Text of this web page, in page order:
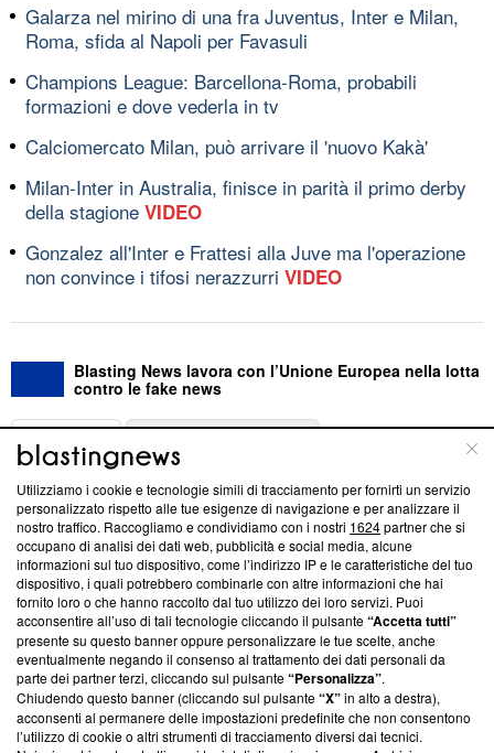
Galarza nel mirino di una fra Juventus, Inter e Milan,
Roma, sfida al Napoli per Favasuli
Champions League: Barcellona-Roma, probabili
formazioni e dove vederla in tv
Calciomercato Milan, può arrivare il 'nuovo Kakà'
Milan-Inter in Australia, finisce in parità il primo derby
della stagione VIDEO
Gonzalez all'Inter e Frattesi alla Juve ma l'operazione
non convince i tifosi nerazzurri VIDEO
Blasting News lavora con l’Unione Europea nella lotta
contro le fake news
ABOUT
Questa sezione offre informazioni trasparenti su Blasting
News, sui nostri processi editoriali e su come ci impegniamo a
creare news di qualità. Inoltre, afferma la nostra aderenza a
‘Trust Project - News with Integrity’Blasting News non è
ancora membro del programma, ma ha richiesto di farne
parte; Trust Project non ha ancora effettuato una verifica di
conformità agli standard.
Su di noi
Team editoriale
Utilizziamo i cookie e tecnologie simili di tracciamento per fornirti un servizio
personalizzato rispetto alle tue esigenze di navigazione e per analizzare il
nostro traffico. Raccogliamo e condividiamo con i nostri 1624partner che si
occupano di analisi dei dati web, pubblicità e social media, alcune
informazioni sul tuo dispositivo, come l’indirizzo IP e le caratteristiche del tuo
dispositivo, i quali potrebbero combinarle con altre informazioni che hai
fornito loro o che hanno raccolto dal tuo utilizzo dei loro servizi. Puoi
acconsentire all’uso di tali tecnologie cliccando il pulsante“Accetta tutti”
presente su questo banner oppure personalizzare le tue scelte, anche
eventualmente negando il consenso al trattamento dei dati personali da
parte dei partner terzi, cliccando sul pulsante“Personalizza”.
Chiudendo questo banner (cliccando sul pulsante“X”in alto a destra),
acconsenti al permanere delle impostazioni predefinite che non consentono
l’utilizzo di cookie o altri strumenti di tracciamento diversi dai tecnici.